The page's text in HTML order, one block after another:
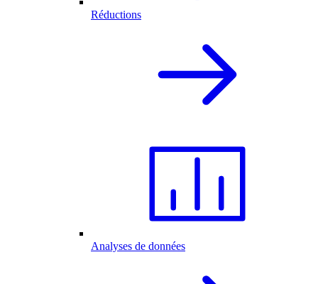
Réductions
Analyses de données